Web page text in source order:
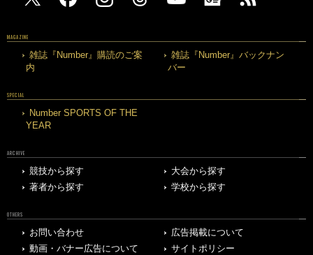
MAGAZINE
雑誌『Number』購読のご案
内
雑誌『Number』バックナン
バー
SPECIAL
Number SPORTS OF THE
YEAR
ARCHIVE
競技から探す
大会から探す
著者から探す
学校から探す
OTHERS
お問い合わせ
広告掲載について
動画・バナー広告について
サイトポリシー